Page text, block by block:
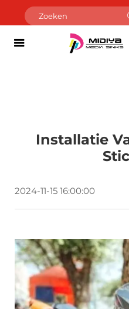
Installatie
2024-11-15 16:00:00